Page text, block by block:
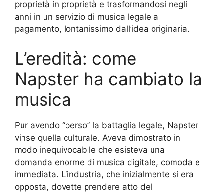
proprietà in proprietà e trasformandosi negli
anni in un servizio di musica legale a
pagamento, lontanissimo dall’idea originaria.
L’eredità: come
Napster ha cambiato la
musica
Pur avendo “perso” la battaglia legale, Napster
vinse quella culturale. Aveva dimostrato in
modo inequivocabile che esisteva una
domanda enorme di musica digitale, comoda e
immediata. L’industria, che inizialmente si era
opposta, dovette prendere atto del